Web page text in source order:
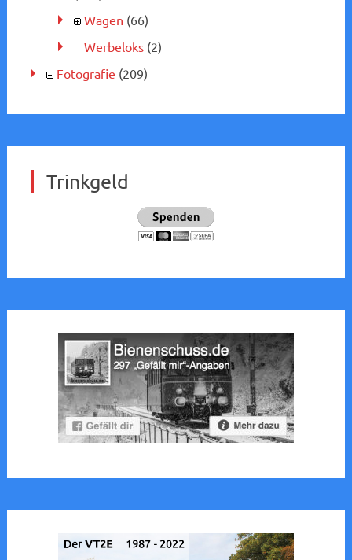
Wagen (66)
Werbeloks(2)
Fotografie (209)
Trinkgeld